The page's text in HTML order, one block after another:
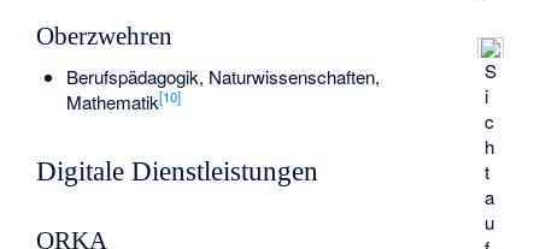
S
i
c
h
t
a
u
Oberzwehren
Berufspädagogik, Naturwissenschaften,
Mathematik[10]
Digitale Dienstleistungen
ORKA